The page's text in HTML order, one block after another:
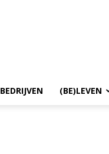
BEDRIJVEN (BE)LEVEN